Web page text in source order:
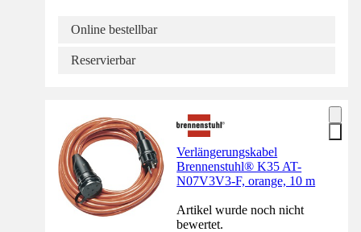
Online bestellbar
Reservierbar
Verlängerungskabel
Brennenstuhl® K35 AT-
N07V3V3-F, orange, 10 m
Artikel wurde noch nicht
bewertet.